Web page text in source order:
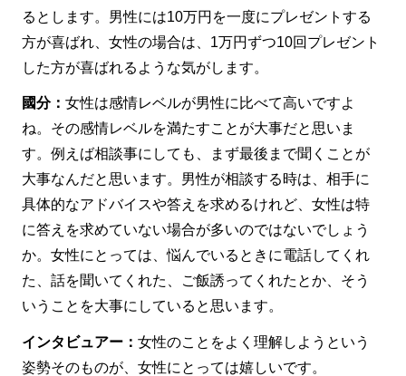
るとします。男性には10万円を一度にプレゼントする
方が喜ばれ、女性の場合は、1万円ずつ10回プレゼント
した方が喜ばれるような気がします。
國分：女性は感情レベルが男性に比べて高いですよ
ね。その感情レベルを満たすことが大事だと思いま
す。例えば相談事にしても、まず最後まで聞くことが
大事なんだと思います。男性が相談する時は、相手に
具体的なアドバイスや答えを求めるけれど、女性は特
に答えを求めていない場合が多いのではないでしょう
か。女性にとっては、悩んでいるときに電話してくれ
た、話を聞いてくれた、ご飯誘ってくれたとか、そう
いうことを大事にしていると思います。
インタビュアー：女性のことをよく理解しようという
姿勢そのものが、女性にとっては嬉しいです。